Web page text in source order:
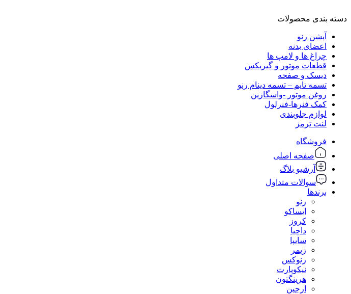
دسته‌ بندی محصولات
آپشن رنو
اعضای بدنه
چراغ ها و لامپ ها
قطعات موتور و گیربکس
دیسک و صفحه
تسمه تایم – تسمه دینام رنو
روغن موتور -واسگازین
کمک فنرها-فنرلول
لوازم جلوبندی
لنت ترمز
فروشگاه
صفحه اصلی
آرشیو بلاگ
سوالات متداول
برندها
رنو
ایساکو
کروز
داچیا
سایپا
زیمر
رنوکس
نیکوپارت
هرینگتون
ارجین